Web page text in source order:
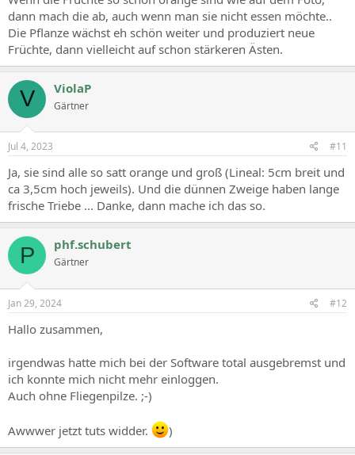
dann mach die ab, auch wenn man sie nicht essen möchte..
Die Pflanze wächst eh schön weiter und produziert neue
Früchte, dann vielleicht auf schon stärkeren Ästen.
V ViolaP
Gärtner
Jul 4, 2023 #11
Ja, sie sind alle so satt orange und groß (Lineal: 5cm breit und
ca 3,5cm hoch jeweils). Und die dünnen Zweige haben lange
frische Triebe ... Danke, dann mache ich das so.
P phf.schubert
Gärtner
Jan 29, 2024 #12
Hallo zusammen,
irgendwas hatte mich bei der Software total ausgebremst und
ich konnte mich nicht mehr einloggen.
Auch ohne Fliegenpilze. ;-)
Awwwer jetzt tuts widder. )